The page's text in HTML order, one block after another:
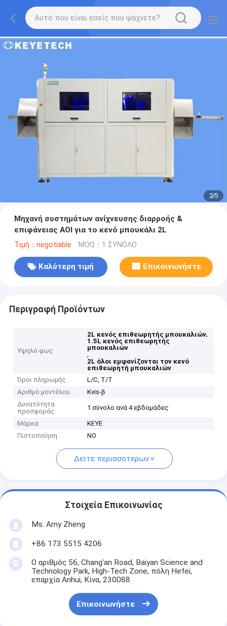
2/5
Μηχανή συστημάτων ανίχνευσης διαρροής &
επιφάνειας AOI για το κενό μπουκάλι 2L
Τιμή：negotiable MOQ：1 ΣΥΝΟΛΟ
Καλύτερη τιμή Επικοινωνήστε
Περιγραφή Προϊόντων
Υψηλό φως
2L κενός επιθεωρητής μπουκαλιών,
1.5L κενός επιθεωρητής
μπουκαλιών
,
2L όλοι εμφανίζονται τον κενό
επιθεωρητή μπουκαλιών
Όροι πληρωμής
L/C, T/T
Αριθμό μοντέλου
Kvis-β
Δυνατότητα
προσφοράς
1 σύνολο ανά 4 εβδομάδες
Μάρκα
KEYE
Πιστοποίηση
NO
Δείτε περισσότερων
Στοιχεία Επικοινωνίας
Ms. Amy Zheng
+86 173 5515 4206
Ο αριθμός 56, Chang'an Road, Baiyan Science and
Technology Park, High-Tech Zone, πόλη Hefei,
επαρχία Anhui, Κίνα, 230088
Επικοινωνήστε